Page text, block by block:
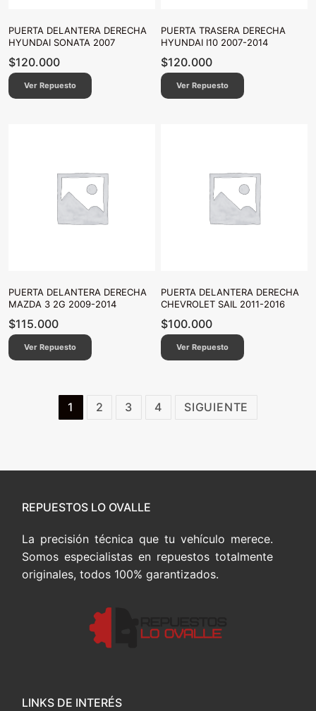
PUERTA DELANTERA DERECHA
HYUNDAI SONATA 2007
$120.000
Ver Repuesto
PUERTA TRASERA DERECHA
HYUNDAI I10 2007-2014
$120.000
Ver Repuesto
PUERTA DELANTERA DERECHA
MAZDA 3 2G 2009-2014
$115.000
Ver Repuesto
PUERTA DELANTERA DERECHA
CHEVROLET SAIL 2011-2016
$100.000
Ver Repuesto
Paginación
1 2 3 4 SIGUIENTE
REPUESTOS LO OVALLE
La precisión técnica que tu vehículo merece.
Somos especialistas en repuestos totalmente
originales, todos 100% garantizados.
LINKS DE INTERÉS